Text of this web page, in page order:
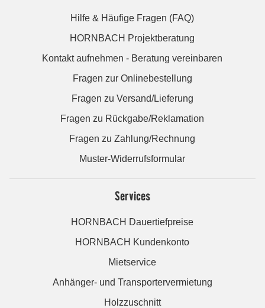
Hilfe & Häufige Fragen (FAQ)
HORNBACH Projektberatung
Kontakt aufnehmen - Beratung vereinbaren
Fragen zur Onlinebestellung
Fragen zu Versand/Lieferung
Fragen zu Rückgabe/Reklamation
Fragen zu Zahlung/Rechnung
Muster-Widerrufsformular
Services
HORNBACH Dauertiefpreise
HORNBACH Kundenkonto
Mietservice
Anhänger- und Transportervermietung
Holzzuschnitt